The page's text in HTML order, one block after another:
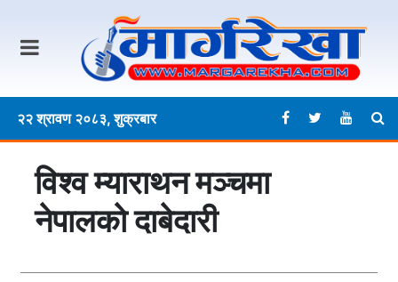
२२ श्रावण २०८३, शुक्रबार
विश्व म्याराथन मञ्चमा
नेपालकाे दाबेदारी